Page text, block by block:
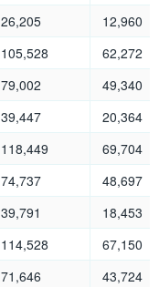
26,205
12,960
105,528
62,272
79,002
49,340
39,447
20,364
118,449
69,704
74,737
48,697
39,791
18,453
114,528
67,150
71,646
43,724